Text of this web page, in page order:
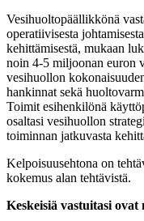
Vesihuoltopäällikkönä
operatiivisesta
kehittämisestä, mukaan
noin 4-5 miljoonan euron
vesihuollon
hankinnat sekä
Toimit esihenkilönä
osaltasi vesihuollon
toiminnan jatkuvasta
Kelpoisuusehtona on
kokemus alan tehtävistä.
Keskeisiä vastuitasi ovat